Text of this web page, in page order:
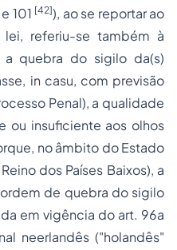
101 [42]), ao se reportar ao
lei, referiu-se também à
a quebra do sigilo da(s)
in casu, com previsão
Penal), a qualidade
ou insuficiente aos olhos
no âmbito do Estado
dos Países Baixos), a
de quebra do sigilo
em vigência do art. 96a
neerlandês ("holandês"